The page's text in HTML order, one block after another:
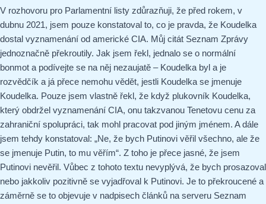
V rozhovoru pro Parlamentní listy zdůrazňuji, že před rokem, v
dubnu 2021, jsem pouze konstatoval to, co je pravda, že Koudelka
dostal vyznamenání od americké CIA. Můj citát Seznam Zprávy
jednoznačně překroutily. Jak jsem řekl, jednalo se o normální
bonmot a podívejte se na něj nezaujatě – Koudelka byl a je
rozvědčík a já přece nemohu vědět, jestli Koudelka se jmenuje
Koudelka. Pouze jsem vlastně řekl, že když plukovník Koudelka,
který obdržel vyznamenání CIA, onu takzvanou Tenetovu cenu za
zahraniční spolupráci, tak mohl pracovat pod jiným jménem. A dále
jsem tehdy konstatoval: „Ne, že bych Putinovi věřil všechno, ale že
se jmenuje Putin, to mu věřím“. Z toho je přece jasné, že jsem
Putinovi nevěřil. Vůbec z tohoto textu nevyplývá, že bych prosazoval
nebo jakkoliv pozitivně se vyjadřoval k Putinovi. Je to překroucené a
záměrně se to objevuje v nadpisech článků na serveru Seznam